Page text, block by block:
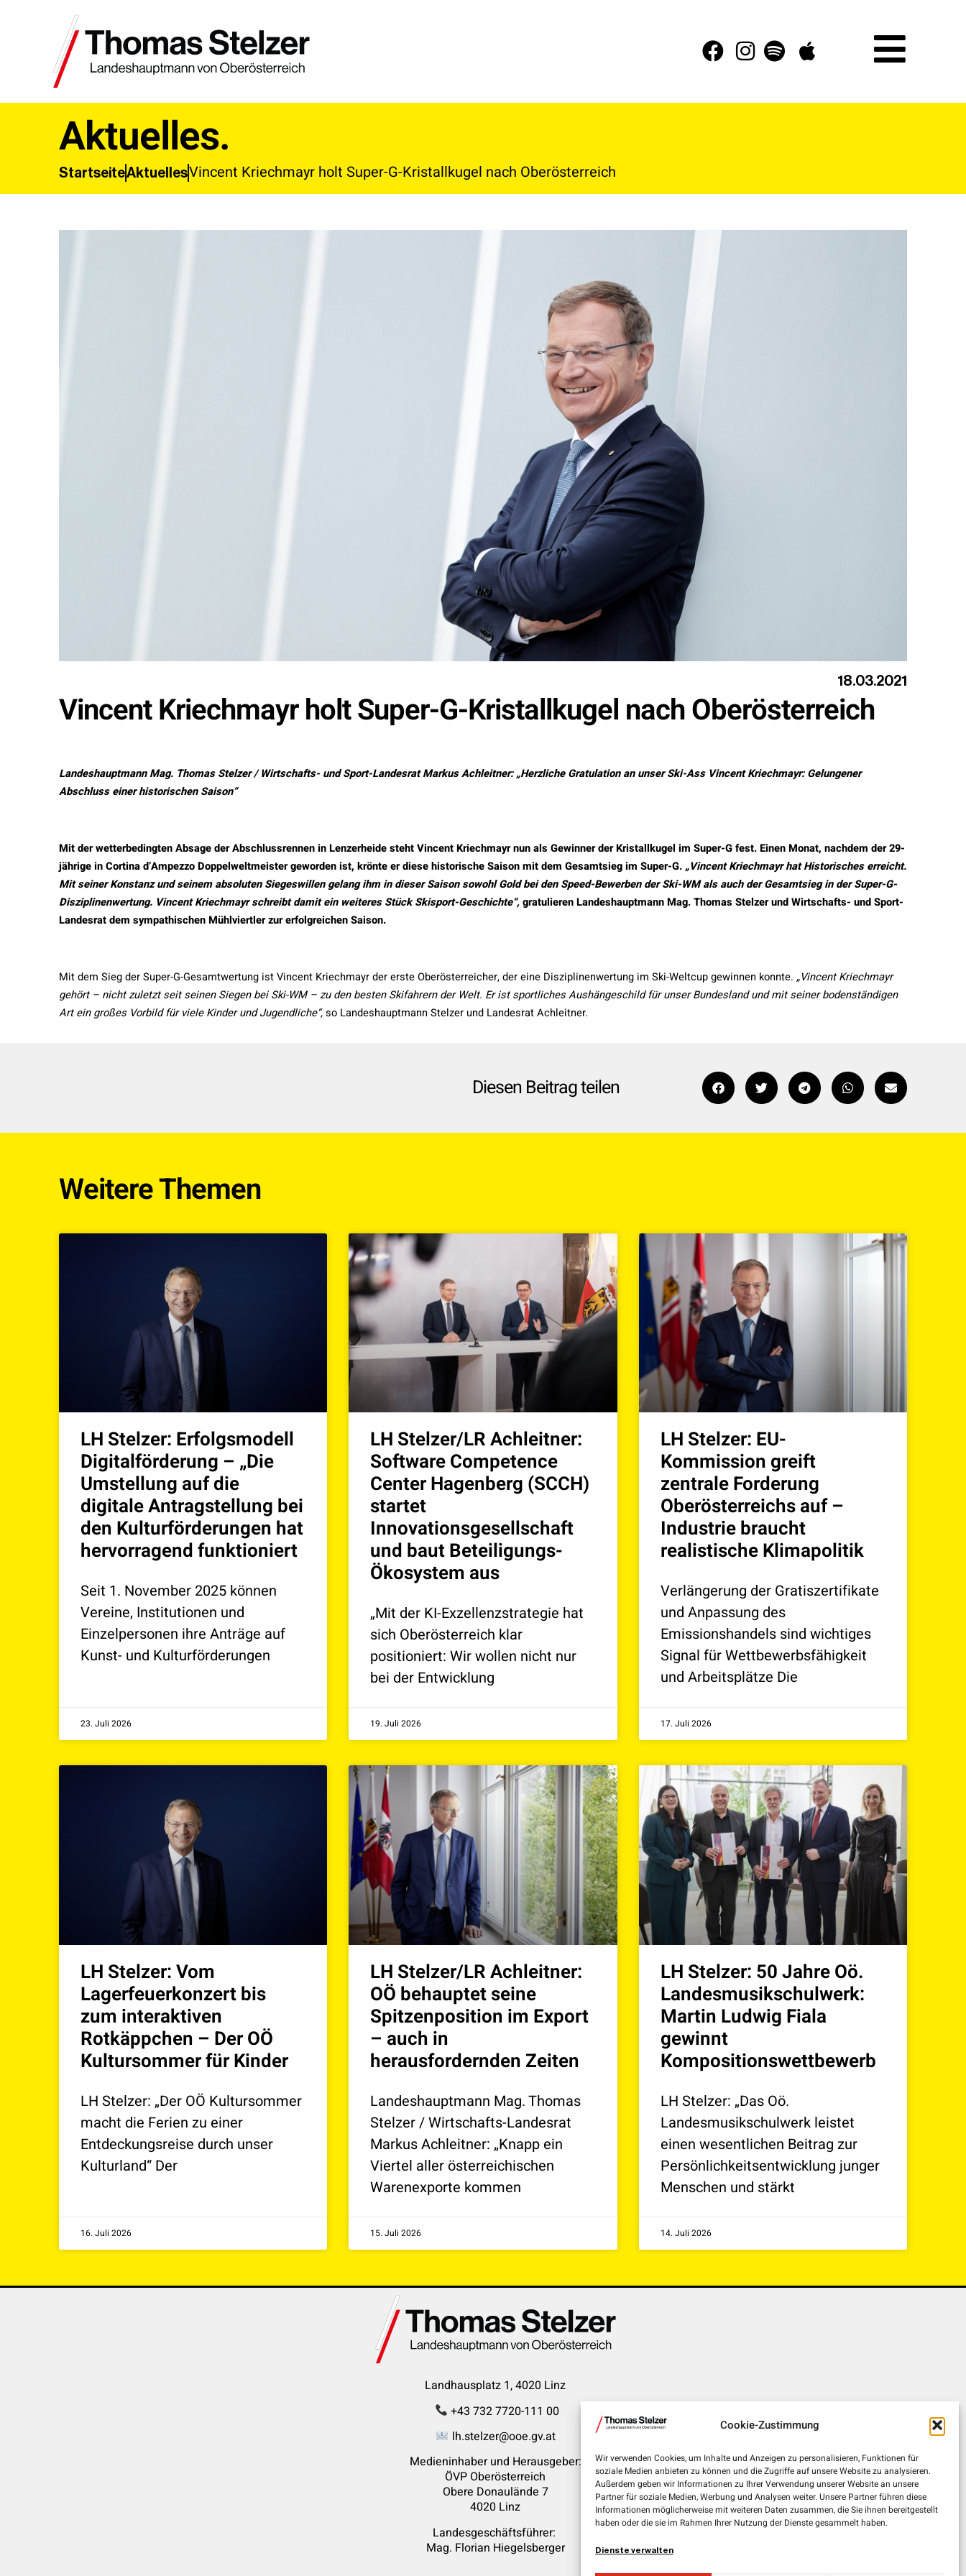
Cookie-Zustimmung
Wir verwenden Cookies, um Inhalte und Anzeigen zu personalisieren, Funktionen für
soziale Medien anbieten zu können und die Zugriffe auf unsere Website zu analysieren.
Außerdem geben wir Informationen zu Ihrer Verwendung unserer Website an unsere
Partner für soziale Medien, Werbung und Analysen weiter. Unsere Partner führen diese
Informationen möglicherweise mit weiteren Daten zusammen, die Sie ihnen bereitgestellt
haben oder die sie im Rahmen Ihrer Nutzung der Dienste gesammelt haben.
Dienste verwalten
Aktuelles.
StartseiteAktuellesVincent Kriechmayr holt Super-G-Kristallkugel nach Oberösterreich
18.03.2021
Vincent Kriechmayr holt Super-G-Kristallkugel nach Oberösterreich
Landeshauptmann Mag. Thomas Stelzer / Wirtschafts- und Sport-Landesrat Markus Achleitner: „Herzliche Gratulation an unser Ski-Ass Vincent Kriechmayr: Gelungener
Abschluss einer historischen Saison“
Mit der wetterbedingten Absage der Abschlussrennen in Lenzerheide steht Vincent Kriechmayr nun als Gewinner der Kristallkugel im Super-G fest. Einen Monat, nachdem der 29-
jährige in Cortina d’Ampezzo Doppelweltmeister geworden ist, krönte er diese historische Saison mit dem Gesamtsieg im Super-G.„Vincent Kriechmayr hat Historisches erreicht.
Mit seiner Konstanz und seinem absoluten Siegeswillen gelang ihm in dieser Saison sowohl Gold bei den Speed-Bewerben der Ski-WM als auch der Gesamtsieg in der Super-G-
Disziplinenwertung. Vincent Kriechmayr schreibt damit ein weiteres Stück Skisport-Geschichte“,gratulieren Landeshauptmann Mag. Thomas Stelzer und Wirtschafts- und Sport-
Landesrat dem sympathischen Mühlviertler zur erfolgreichen Saison.
Mit dem Sieg der Super-G-Gesamtwertung ist Vincent Kriechmayr der erste Oberösterreicher, der eine Disziplinenwertung im Ski-Weltcup gewinnen konnte. „Vincent Kriechmayr
gehört – nicht zuletzt seit seinen Siegen bei Ski-WM – zu den besten Skifahrern der Welt. Er ist sportliches Aushängeschild für unser Bundesland und mit seiner bodenständigen
Art ein großes Vorbild für viele Kinder und Jugendliche“,so Landeshauptmann Stelzer und Landesrat Achleitner.
Diesen Beitrag teilen
Weitere Themen
LH Stelzer: Erfolgsmodell
Digitalförderung – „Die
Umstellung auf die
digitale Antragstellung bei
den Kulturförderungen hat
hervorragend funktioniert
Seit 1. November 2025 können
Vereine, Institutionen und
Einzelpersonen ihre Anträge auf
Kunst- und Kulturförderungen
23. Juli 2026
LH Stelzer/LR Achleitner:
Software Competence
Center Hagenberg (SCCH)
startet
Innovationsgesellschaft
und baut Beteiligungs-
Ökosystem aus
„Mit der KI-Exzellenzstrategie hat
sich Oberösterreich klar
positioniert: Wir wollen nicht nur
bei der Entwicklung
19. Juli 2026
LH Stelzer: EU-
Kommission greift
zentrale Forderung
Oberösterreichs auf –
Industrie braucht
realistische Klimapolitik
Verlängerung der Gratiszertifikate
und Anpassung des
Emissionshandels sind wichtiges
Signal für Wettbewerbsfähigkeit
und Arbeitsplätze Die
17. Juli 2026
LH Stelzer: Vom
Lagerfeuerkonzert bis
zum interaktiven
Rotkäppchen – Der OÖ
Kultursommer für Kinder
LH Stelzer: „Der OÖ Kultursommer
macht die Ferien zu einer
Entdeckungsreise durch unser
Kulturland“ Der
16. Juli 2026
LH Stelzer/LR Achleitner:
OÖ behauptet seine
Spitzenposition im Export
– auch in
herausfordernden Zeiten
Landeshauptmann Mag. Thomas
Stelzer / Wirtschafts-Landesrat
Markus Achleitner: „Knapp ein
Viertel aller österreichischen
Warenexporte kommen
15. Juli 2026
LH Stelzer: 50 Jahre Oö.
Landesmusikschulwerk:
Martin Ludwig Fiala
gewinnt
Kompositionswettbewerb
LH Stelzer: „Das Oö.
Landesmusikschulwerk leistet
einen wesentlichen Beitrag zur
Persönlichkeitsentwicklung junger
Menschen und stärkt
14. Juli 2026
Landhausplatz 1, 4020 Linz
+43 732 7720-111 00
lh.stelzer@ooe.gv.at
Medieninhaber und Herausgeber:
ÖVP Oberösterreich
Obere Donaulände 7
4020 Linz
Landesgeschäftsführer:
Mag. Florian Hiegelsberger